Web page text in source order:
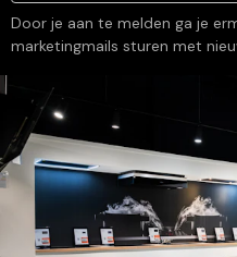
Door je aan te melden ga je
marketingmails sturen met